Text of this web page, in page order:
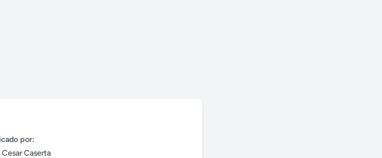
por:
Caserta